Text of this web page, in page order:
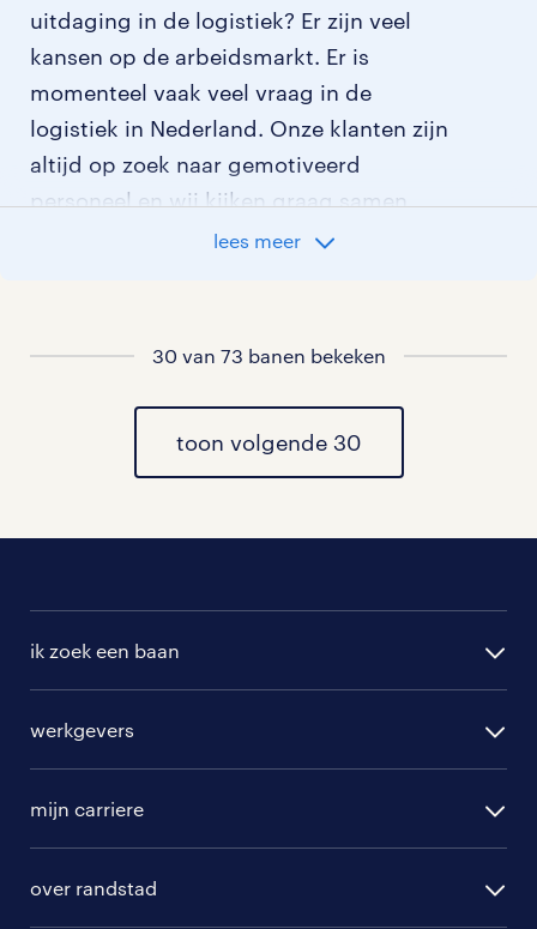
uitdaging in de logistiek? Er zijn veel
kansen op de arbeidsmarkt. Er is
momenteel vaak veel vraag in de
logistiek in Nederland. Onze klanten zijn
altijd op zoek naar gemotiveerd
personeel en wij kijken graag samen
met je naar de organisatie die het beste
lees meer
30 van 73 banen bekeken
toon volgende 30
ik zoek een baan
randstad professional
werkgevers
hr-diensten
mijn carriere
over randstad